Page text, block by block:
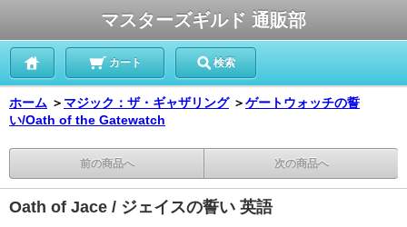
マスターズギルド 通販部
カート 検索
ホーム ＞ マジック：ザ・ギャザリング ＞ゲートウォッチの誓
い/Oath of the Gatewatch
前の商品へ 次の商品へ
Oath of Jace / ジェイスの誓い 英語